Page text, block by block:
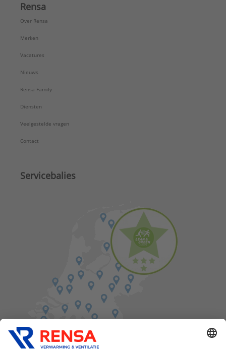
Rensa
Over Rensa
Merken
Vacatures
Nieuws
Rensa Family
Diensten
Veelgestelde vragen
Contact
Servicebalies